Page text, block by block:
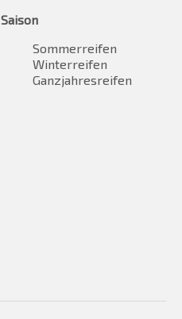
Saison
Sommerreifen
Winterreifen
Ganzjahresreifen